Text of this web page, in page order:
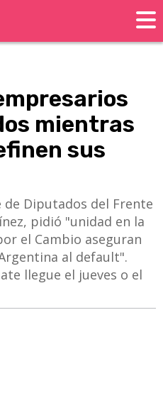
mientras
sus
Diputados del Frente
pidió "unidad en la
el Cambio aseguran
al default".
llegue el jueves o el